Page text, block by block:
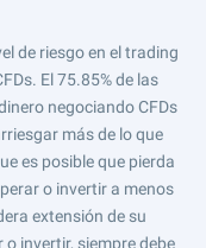
de riesgo en el trading
El 75.85% de las
negociando CFDs
más de lo que
es posible que pierda
o invertir a menos
extensión de su
invertir, siempre debe